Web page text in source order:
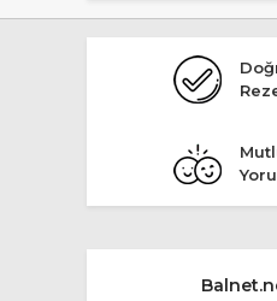
Giriş en erken 13:00,